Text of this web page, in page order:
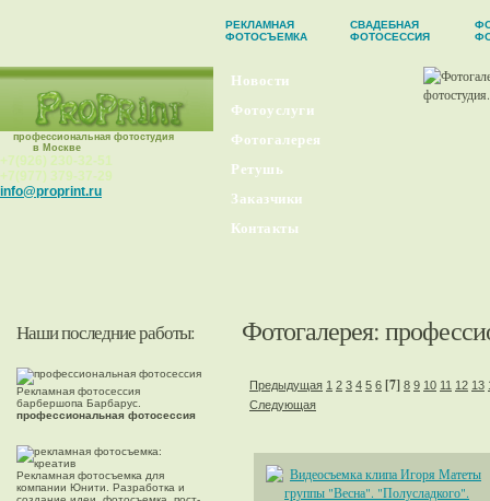
РЕКЛАМНАЯ
ФОТОСЪЕМКА
СВАДЕБНАЯ
ФОТОСЕССИЯ
профессиональная фотостудия
в Москве
+7(926) 230-32-51
+7(977) 379-37-29
info@proprint.ru
Новости
Фотоуслуги
Фотогалерея
Ретушь
Заказчики
Контакты
Наши последние работы:
Рекламная фотосессия
барбершопа Барбарус.
профессиональная фотосессия
Рекламная фотосъемка для
компании Юнити. Разработка и
Фотогалерея:
Предыдущая 1 2 3 4 5 6 [7] 8 9 10 11 12 13
Следующая